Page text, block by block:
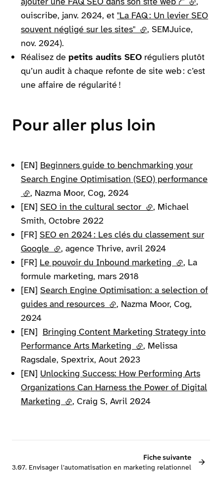
ouiscribe, janv. 2024, et "La FAQ : Un levier SEO
souvent négligé sur les sites" (lien externe)
, SEMJuice,
nov. 2024).
Réalisez de petits audits SEO réguliers plutôt
qu’un audit à chaque refonte de site web : c’est
une affaire de régularité !
Pour aller plus loin
[EN] Beginners guide to benchmarking your
Search Engine Optimisation (SEO) performance
(lien externe)
, Nazma Moor, Cog, 2024
[EN] SEO in the cultural sector (lien externe)
, Michael
Smith, Octobre 2022
[FR] SEO en 2024 : Les clés du classement sur
Google (lien externe)
, agence Thrive, avril 2024
[FR] Le pouvoir du Inbound marketing (lien
, La
formule marketing, mars 2018
[EN] Search Engine Optimisation: a selection of
guides and resources (lien externe)
, Nazma Moor, Cog,
2024
[EN] Bringing Content Marketing Strategy into
Performance Arts Marketing (lien externe)
, Melissa
Ragsdale, Spextrix, Aout 2023
[EN] Unlocking Success: How Performing Arts
Organizations Can Harness the Power of Digital
Marketing (lien externe)
, Craig S, Avril 2024
Fiche suivante
3.07. Envisager l’automatisation en marketing relationnel